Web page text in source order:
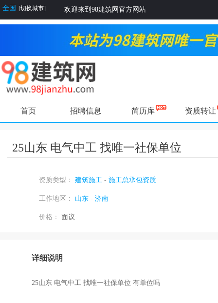
全国 [切换城市] 欢迎来到98建筑网官方网站
首页 招聘信息 简历库 资质转让
25山东 电气中工 找唯一社保单位
资质类型： 建筑施工 - 施工总承包资质
工作地区： 山东 - 济南
价格： 面议
详细说明
25山东 电气中工 找唯一社保单位 有单位吗